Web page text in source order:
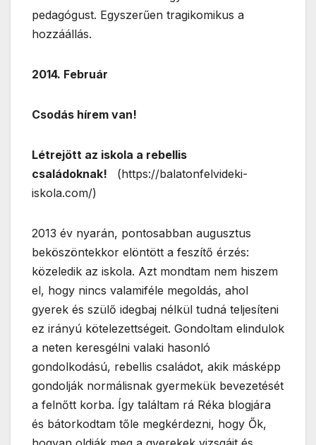
pedagógust. Egyszerűen tragikomikus a
hozzáállás.
2014. Február
Csodás hírem van!
Létrejött az iskola a rebellis
családoknak!
(https://balatonfelvideki-
iskola.com/)
2013 év nyarán, pontosabban augusztus
beköszöntekkor elöntött a feszítő érzés:
közeledik az iskola. Azt mondtam nem hiszem
el, hogy nincs valamiféle megoldás, ahol
gyerek és szülő idegbaj nélkül tudná teljesíteni
ez irányú kötelezettségeit. Gondoltam elindulok
a neten keresgélni valaki hasonló
gondolkodású, rebellis családot, akik másképp
gondolják normálisnak gyermekük bevezetését
a felnőtt korba. Így találtam rá Réka blogjára
és bátorkodtam tőle megkérdezni, hogy Ők,